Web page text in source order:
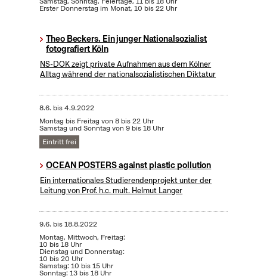
Erster Donnerstag im Monat, 10 bis 22 Uhr
Theo Beckers. Ein junger Nationalsozialist
fotografiert Köln
NS-DOK zeigt private Aufnahmen aus dem Kölner
Alltag während der nationalsozialistischen Diktatur
8.6. bis4.9.2022
Montag bis Freitag von 8 bis 22 Uhr
Samstag und Sonntag von 9 bis 18 Uhr
Eintritt frei
OCEAN POSTERS against plastic pollution
Ein internationales Studierendenprojekt unter der
Leitung von Prof. h.c. mult. Helmut Langer
9.6. bis18.8.2022
Montag, Mittwoch, Freitag:
10 bis 18 Uhr
Dienstag und Donnerstag:
10 bis 20 Uhr
Samstag: 10 bis 15 Uhr
Sonntag: 13 bis 18 Uhr